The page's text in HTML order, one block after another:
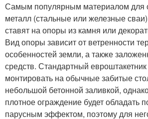
Самым популярным материалом для
металл (стальные или железные
ставят на опоры из камня или
Вид опоры зависит от ветренности
особенностей земли, а также
средств. Стандартный
монтировать на обычные забитые
небольшой бетонной заливкой,
плотное ограждение будет
парусным эффектом, поэтому для